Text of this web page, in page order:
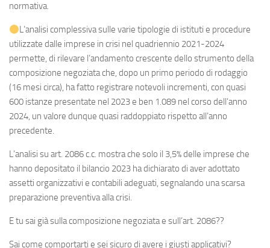
normativa.
L’analisi complessiva sulle varie tipologie di istituti e procedure
utilizzate dalle imprese in crisi nel quadriennio 2021-2024
permette, di rilevare l’andamento crescente dello strumento della
composizione negoziata che, dopo un primo periodo di rodaggio
(16 mesi circa), ha fatto registrare notevoli incrementi, con quasi
600 istanze presentate nel 2023 e ben 1.089 nel corso dell’anno
2024, un valore dunque quasi raddoppiato rispetto all’anno
precedente.
L’analisi su art. 2086 c.c. mostra che solo il 3,5% delle imprese che
hanno depositato il bilancio 2023 ha dichiarato di aver adottato
assetti organizzativi e contabili adeguati, segnalando una scarsa
preparazione preventiva alla crisi.
E tu sai già sulla composizione negoziata e sull’art. 2086??
Sai come comportarti e sei sicuro di avere i giusti applicativi?